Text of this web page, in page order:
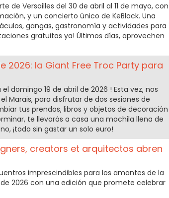
de Versailles del 30 de abril al 11 de mayo, con
y un concierto único de KeBlack. Una
gangas, gastronomía y actividades para
gratuitas ya! Últimos días, aprovechen
2026: la Giant Free Troc Party para
domingo 19 de abril de 2026 ! Esta vez, nos
Marais, para disfrutar de dos sesiones de
tus prendas, libros y objetos de decoración
te llevarás a casa una mochila llena de
¡todo sin gastar un solo euro!
creators et arquitectos abren
imprescindibles para los amantes de la
2026 con una edición que promete celebrar